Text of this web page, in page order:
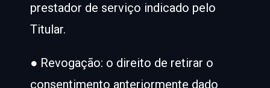
prestador de serviço indicado pelo
Titular.
● Revogação: o direito de retirar o
consentimento anteriormente dado